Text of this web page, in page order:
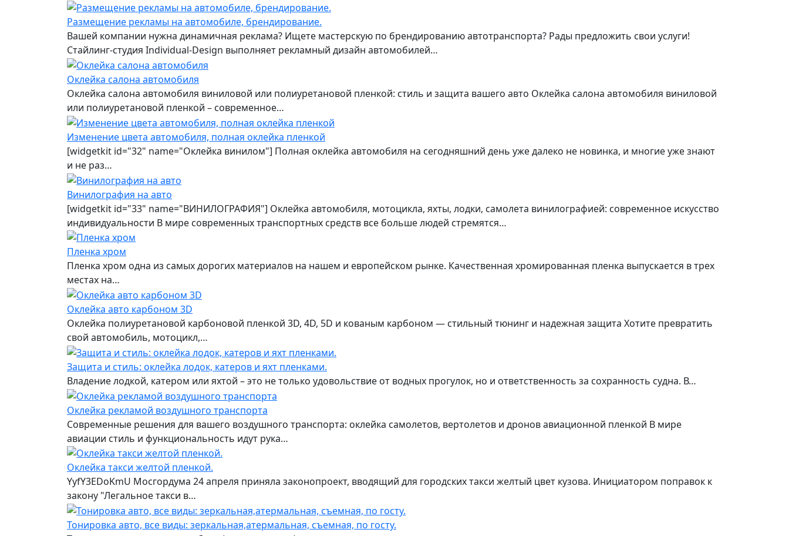
Размещение рекламы на автомобиле, брендирование.
Вашей компании нужна динамичная реклама? Ищете мастерскую по брендированию автотранспорта? Рады предложить свои услуги!
Стайлинг-студия Individual-Design выполняет рекламный дизайн автомобилей…
Оклейка салона автомобиля
Оклейка салона автомобиля виниловой или полиуретановой пленкой: стиль и защита вашего авто Оклейка салона автомобиля виниловой
или полиуретановой пленкой – современное…
Изменение цвета автомобиля, полная оклейка пленкой
[widgetkit id="32" name="Оклейка винилом"] Полная оклейка автомобиля на сегодняшний день уже далеко не новинка, и многие уже знают
и не раз…
Винилография на авто
[widgetkit id="33" name="ВИНИЛОГРАФИЯ"] Оклейка автомобиля, мотоцикла, яхты, лодки, самолета винилографией: современное искусство
индивидуальности В мире современных транспортных средств все больше людей стремятся…
Пленка хром
Пленка хром одна из самых дорогих материалов на нашем и европейском рынке. Качественная хромированная пленка выпускается в трех
местах на…
Оклейка авто карбоном 3D
Оклейка полиуретановой карбоновой пленкой 3D, 4D, 5D и кованым карбоном — стильный тюнинг и надежная защита Хотите превратить
свой автомобиль, мотоцикл,…
Защита и стиль: оклейка лодок, катеров и яхт пленками.
Владение лодкой, катером или яхтой – это не только удовольствие от водных прогулок, но и ответственность за сохранность судна. В…
Оклейка рекламой воздушного транспорта
Современные решения для вашего воздушного транспорта: оклейка самолетов, вертолетов и дронов авиационной пленкой В мире
авиации стиль и функциональность идут рука…
Оклейка такси желтой пленкой.
YyfY3EDoKmU Мосгордума 24 апреля приняла законопроект, вводящий для городских такси желтый цвет кузова. Инициатором поправок к
закону "Легальное такси в…
Тонировка авто, все виды: зеркальная,атермальная, съемная, по госту.